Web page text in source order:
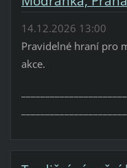
14.12.2026 13:00
Pravidelné hraní pro
akce.